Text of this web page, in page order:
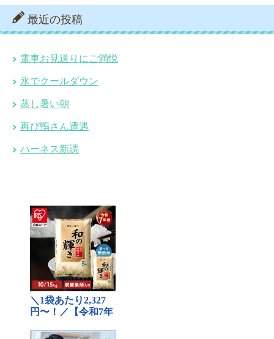
最近の投稿
電車お見送りにご満悦
氷でクールダウン
蒸し暑い朝
再び鴨さん遭遇
ハーネス新調